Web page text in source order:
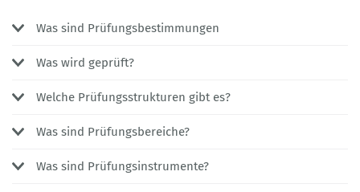
Was sind Prüfungsbestimmungen
Was wird geprüft?
Welche Prüfungsstrukturen gibt es?
Was sind Prüfungsbereiche?
Was sind Prüfungsinstrumente?